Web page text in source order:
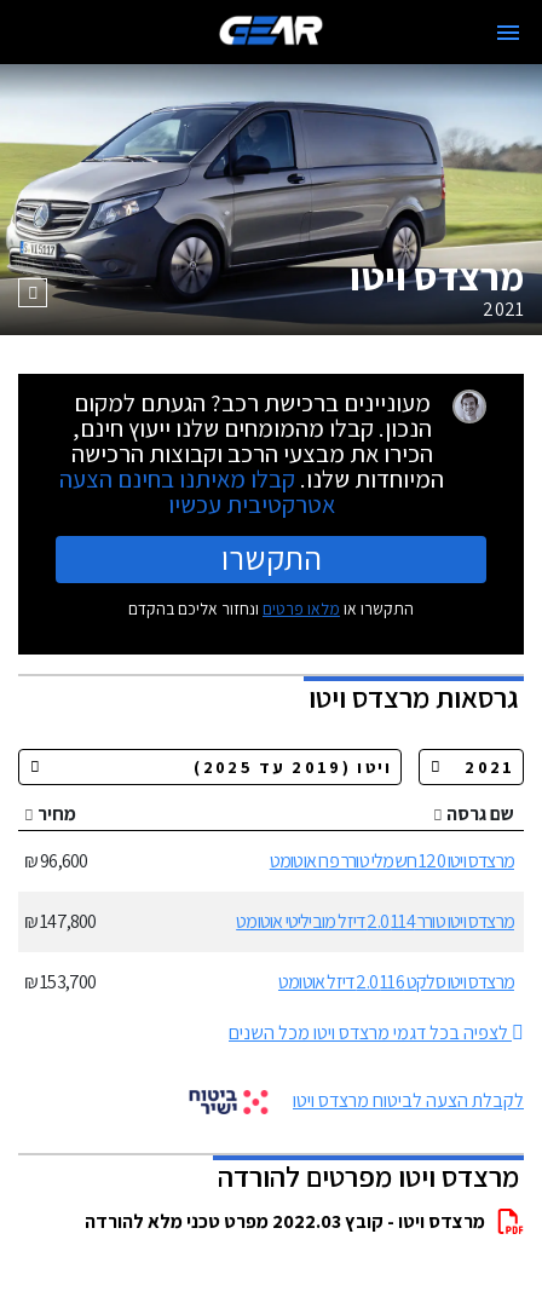
מרצדס ויטו
2021
מעוניינים ברכישת רכב? הגעתם למקום
הנכון. קבלו מהמומחים שלנו ייעוץ חינם,
הכירו את מבצעי הרכב וקבוצות הרכישה
המיוחדות שלנו. קבלו מאיתנו בחינם הצעה
אטרקטיבית עכשיו
התקשרו
התקשרו או מלאו פרטים ונחזור אליכם בהקדם
גרסאותמרצדס ויטו
שם גרסה
מחיר
מרצדס ויטו 120 חשמלי טורר פרו אוטומט
96,600 ₪
מרצדס ויטו טורר 114 2.0 דיזל מוביליטי אוטומט 147,800 ₪
מרצדס ויטו סלקט 116 2.0 דיזל אוטומט
153,700 ₪
לצפיה בכל דגמי מרצדס ויטו מכל השנים
לקבלת הצעה לביטוח מרצדס ויטו
מרצדס ויטו מפרטים להורדה
מרצדס ויטו - קובץ 2022.03 מפרט טכני מלא להורדה